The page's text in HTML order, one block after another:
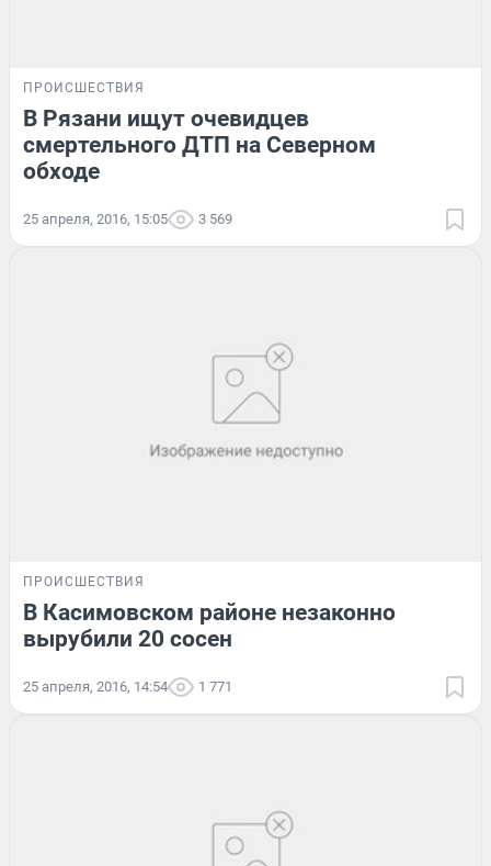
ПРОИСШЕСТВИЯ
В Рязани ищут очевидцев
смертельного ДТП на Северном
обходе
25 апреля, 2016, 15:05 3 569
ПРОИСШЕСТВИЯ
В Касимовском районе незаконно
вырубили 20 сосен
25 апреля, 2016, 14:54 1 771